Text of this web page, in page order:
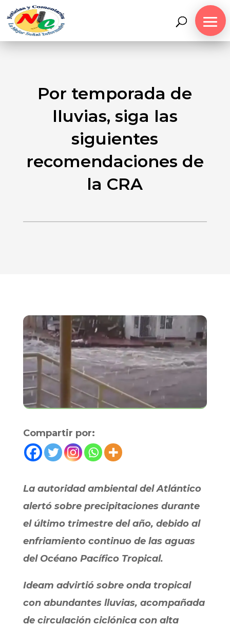
Por temporada de
lluvias, siga las
siguientes
recomendaciones de
la CRA
Compartir por:
La autoridad ambiental del Atlántico
alertó sobre precipitaciones durante
el último trimestre del año, debido al
enfriamiento continuo de las aguas
del Océano Pacífico Tropical.
Ideam advirtió sobre onda tropical
con abundantes lluvias, acompañada
de circulación ciclónica con alta